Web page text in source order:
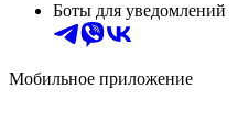
Боты для уведомлений
Мобильное приложение